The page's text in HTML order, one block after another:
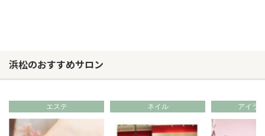
浜松のおすすめサロン
エステ ネイル アイラ